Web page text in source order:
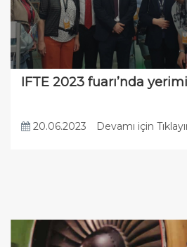
IFTE 2023 fuarı’nda
20.06.2023 Devamı için